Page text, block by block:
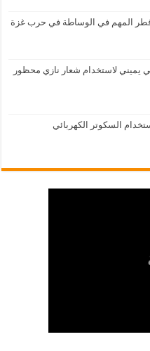
قطر المهم في الوساطة في حرب غزة
يميني لاستخدام شعار نازي محظور
السكوتر الكهربائي